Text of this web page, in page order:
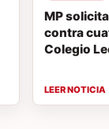
MP
contra
Colegio